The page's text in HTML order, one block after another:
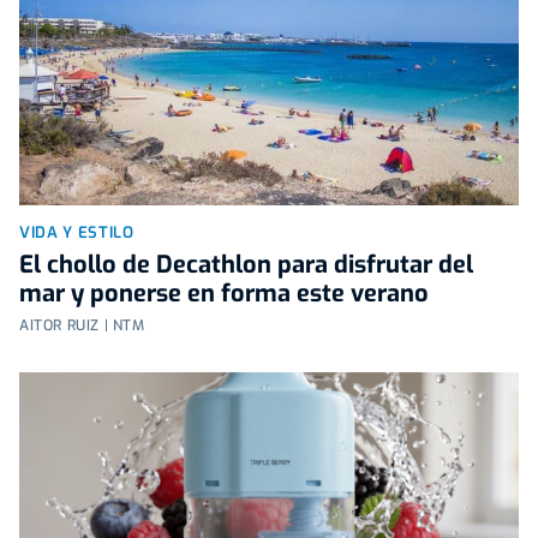
VIDA Y ESTILO
El chollo de Decathlon para disfrutar del
mar y ponerse en forma este verano
AITOR RUIZ | NTM